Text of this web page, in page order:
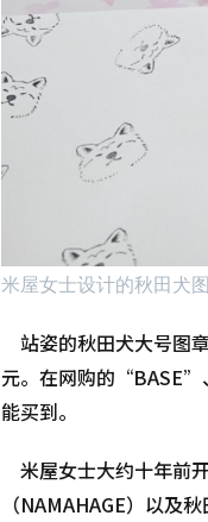
米屋女士设计的秋田犬
站姿的秋田犬大号图
元。在网购的“BASE”
能买到。
米屋女士大约十年前
（NAMAHAGE）以及